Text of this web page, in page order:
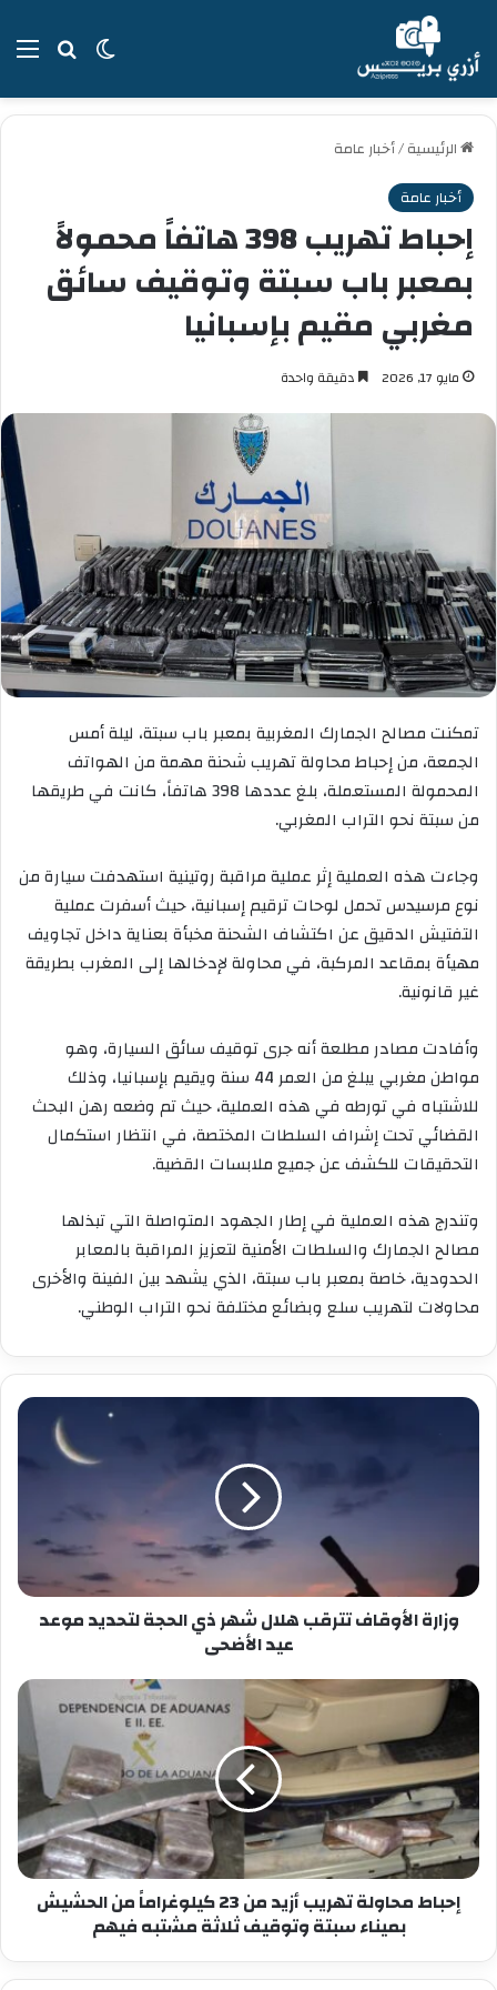
بحثالوضع
الرئيسية/أخبار عامة
أخبار عامة
إحباط تهريب 398 هاتفاً محمولاً
بمعبر باب سبتة وتوقيف سائق
مغربي مقيم بإسبانيا
مايو 17, 2026 دقيقة واحدة
تمكنت مصالح الجمارك المغربية بمعبر باب سبتة، ليلة أمس
الجمعة، من إحباط محاولة تهريب شحنة مهمة من الهواتف
المحمولة المستعملة، بلغ عددها 398 هاتفاً، كانت في طريقها
من سبتة نحو التراب المغربي.
وجاءت هذه العملية إثر عملية مراقبة روتينية استهدفت سيارة من
نوع مرسيدس تحمل لوحات ترقيم إسبانية، حيث أسفرت عملية
التفتيش الدقيق عن اكتشاف الشحنة مخبأة بعناية داخل تجاويف
مهيأة بمقاعد المركبة، في محاولة لإدخالها إلى المغرب بطريقة
غير قانونية.
وأفادت مصادر مطلعة أنه جرى توقيف سائق السيارة، وهو
مواطن مغربي يبلغ من العمر 44 سنة ويقيم بإسبانيا، وذلك
للاشتباه في تورطه في هذه العملية، حيث تم وضعه رهن البحث
القضائي تحت إشراف السلطات المختصة، في انتظار استكمال
التحقيقات للكشف عن جميع ملابسات القضية.
وتندرج هذه العملية في إطار الجهود المتواصلة التي تبذلها
مصالح الجمارك والسلطات الأمنية لتعزيز المراقبة بالمعابر
الحدودية، خاصة بمعبر باب سبتة، الذي يشهد بين الفينة والأخرى
محاولات لتهريب سلع وبضائع مختلفة نحو التراب الوطني.
وزارة
لتحديد
موعد
الأضحى
وزارة الأوقاف تترقب هلال شهر ذي الحجة لتحديد موعد
عيد الأضحى
إحباط
محاولة
أزيد
من
23
كيلوغراماً
من
الحشيش
بميناء
سبتة
ثلاثة
إحباط محاولة تهريب أزيد من 23 كيلوغراماً من الحشيش
بميناء سبتة وتوقيف ثلاثة مشتبه فيهم